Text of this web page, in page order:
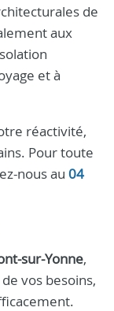
de
aux
et à
réactivité,
Pour toute
nous au 04
sur-Yonne,
de vos besoins,